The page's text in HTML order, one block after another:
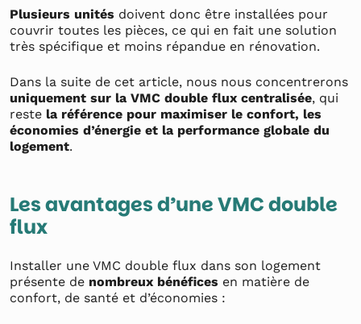
Plusieurs unités doivent donc être installées pour
couvrir toutes les pièces, ce qui en fait une solution
très spécifique et moins répandue en rénovation.
Dans la suite de cet article, nous nous concentrerons
uniquement sur la VMC double flux centralisée, qui
reste la référence pour maximiser le confort, les
économies d’énergie et la performance globale du
logement.
Les avantages d’une VMC double
flux
Installer une VMC double flux dans son logement
présente de nombreux bénéfices en matière de
confort, de santé et d’économies :